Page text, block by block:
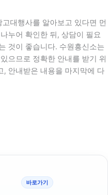
대행사를 알아보고 있다면 먼
누어 확인한 뒤, 상담이 필요
것이 좋습니다. 수원흥신소는
으므로 정확한 안내를 받기 위
, 안내받은 내용을 마지막에 다
바로가기